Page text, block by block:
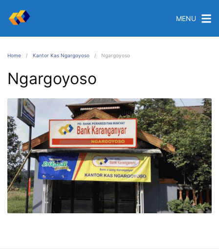
MENU
Home Kantor Kas Ngargoyoso Ngargoyoso
Ngargoyoso